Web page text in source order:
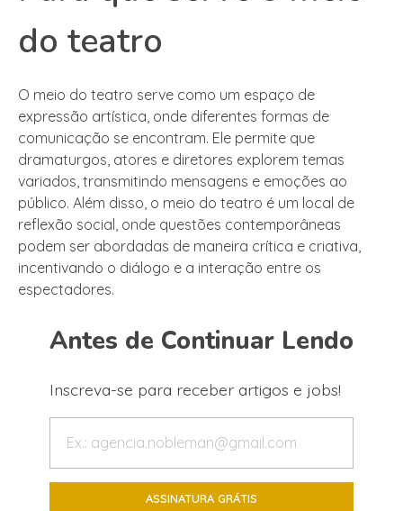
do teatro
O meio do teatro serve como um espaço de
expressão artística, onde diferentes formas de
comunicação se encontram. Ele permite que
dramaturgos, atores e diretores explorem temas
variados, transmitindo mensagens e emoções ao
público. Além disso, o meio do teatro é um local de
reflexão social, onde questões contemporâneas
podem ser abordadas de maneira crítica e criativa,
incentivando o diálogo e a interação entre os
espectadores.
Antes de Continuar Lendo
Inscreva-se para receber artigos e jobs!